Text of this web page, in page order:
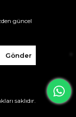
güncel
Gönder
saklıdır.